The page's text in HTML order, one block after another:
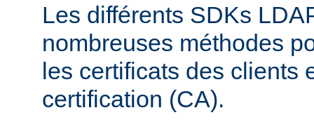
Les différents SDKs
nombreuses méthodes
les certificats des clients
certification (CA).